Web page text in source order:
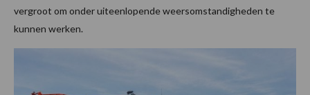
vergroot om onder uiteenlopende weersomstandigheden te
kunnen werken.